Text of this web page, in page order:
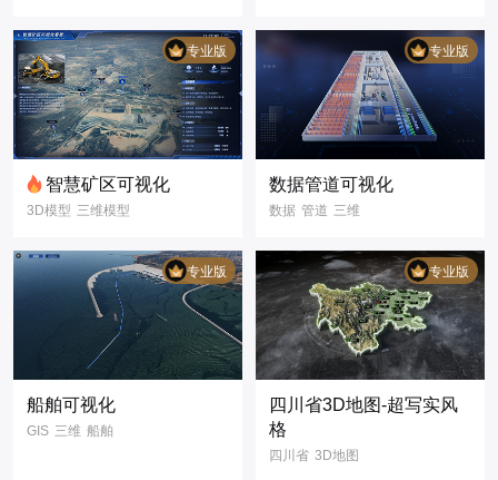
3D可视化
数据大屏
专业版
智慧矿区可视化
3D模型 三维模型
数字孪生
可视化大屏
煤矿矿场
煤场作业
专业版
数据管道可视化
数据 管道 三维
科技风 写实风
专业版
船舶可视化
GIS 三维 船舶
专业版
四川省3D地图-超写实风
格
四川省 3D地图